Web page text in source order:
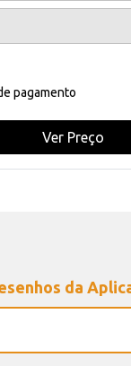
pagamento
Ver Preço
da